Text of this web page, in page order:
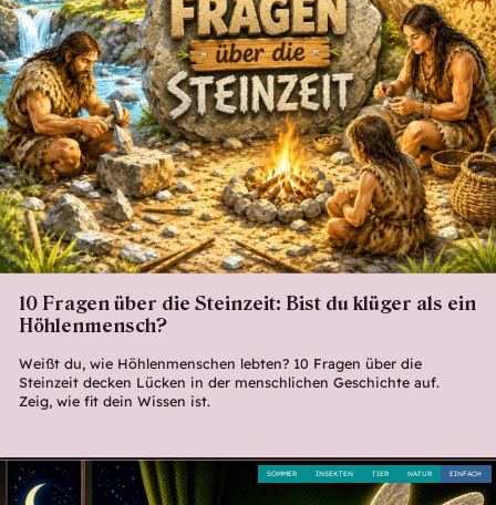
10 Fragen über die Steinzeit: Bist du klüger als ein
Höhlenmensch?
Weißt du, wie Höhlenmenschen lebten? 10 Fragen über die
Steinzeit decken Lücken in der menschlichen Geschichte auf.
Zeig, wie fit dein Wissen ist.
EINFACH
NATUR
TIER
INSEKTEN
SOMMER